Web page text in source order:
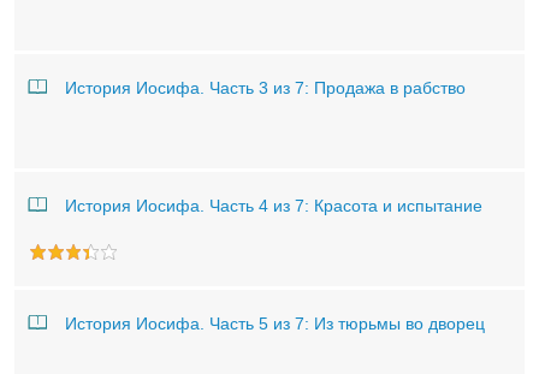
История Иосифа. Часть 3 из 7: Продажа в рабство
История Иосифа. Часть 4 из 7: Красота и испытание
История Иосифа. Часть 5 из 7: Из тюрьмы во дворец